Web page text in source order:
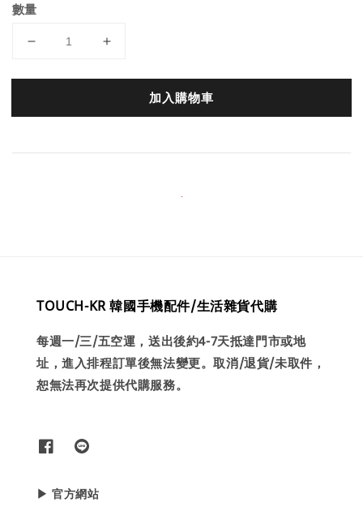
數量
加入購物車
TOUCH-KR 韓國手機配件/生活雜貨代購
每週一/三/五空運，送出後約4-7天抵達門市或地
址，進入排程訂單後無法變更。取消/退貨/未取件，
恕無法再次提供代購服務。
▶ 官方網站